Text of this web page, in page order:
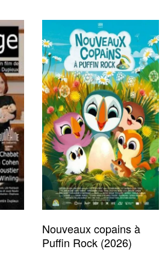
Nouveaux copains à
Puffin Rock (2026)